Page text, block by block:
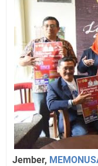
Jember,